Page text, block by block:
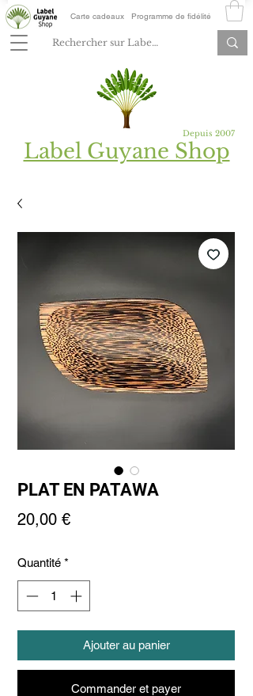
Carte cadeaux Programme de fidélité
Depuis 2007
Label Guyane Shop
PLAT EN PATAWA
20,00 €Prix
Quantité *
Ajouter au panier
Commander et payer